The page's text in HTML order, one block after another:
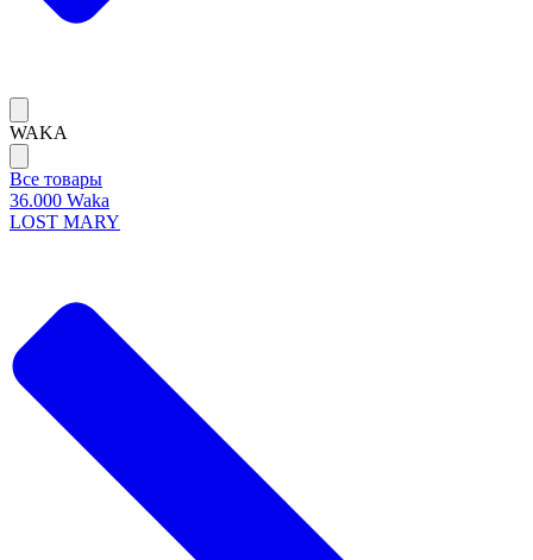
WAKA
Все товары
36.000 Waka
LOST MARY